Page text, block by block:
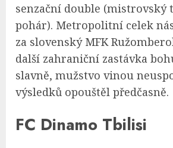
senzační double (mistrovský
pohár). Metropolitní celek
za slovenský MFK
další zahraniční zastávka
slavně, mužstvo vinou
výsledků opouštěl předčasně.
FC Dinamo Tbilisi